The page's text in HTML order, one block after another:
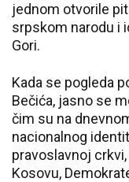
jednom otvorile
srpskom narodu i
Gori.
Kada se pogleda
Bečića, jasno se
čim su na
nacionalnog
pravoslavnoj
Kosovu,